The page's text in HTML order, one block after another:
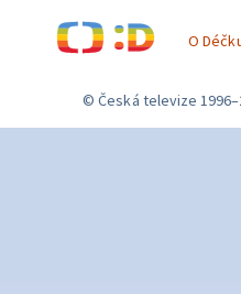
O
© Česká televize